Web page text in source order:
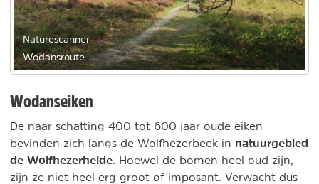
Naturescanner
Wodansroute
Wodanseiken
De naar schatting 400 tot 600 jaar oude eiken
bevinden zich langs de Wolfhezerbeek in natuurgebied
de Wolfhezerheide. Hoewel de bomen heel oud zijn,
zijn ze niet heel erg groot of imposant. Verwacht dus